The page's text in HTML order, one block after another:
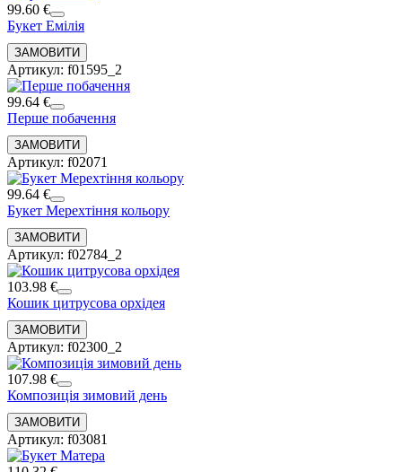
99.60 €
Букет Емілія
Артикул: f01595_2
99.64 €
Перше побачення
Артикул: f02071
99.64 €
Букет Мерехтіння кольору
Артикул: f02784_2
103.98 €
Кошик цитрусова орхідея
Артикул: f02300_2
107.98 €
Композиція зимовий день
Артикул: f03081